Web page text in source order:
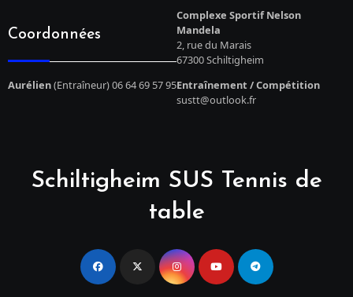
Coordonnées
Complexe Sportif Nelson
Mandela
2, rue du Marais
67300 Schiltigheim
Aurélien(Entraîneur) 06 64 69 57 95Entraînement / Compétition
sustt@outlook.fr
Schiltigheim SUS Tennis de
table